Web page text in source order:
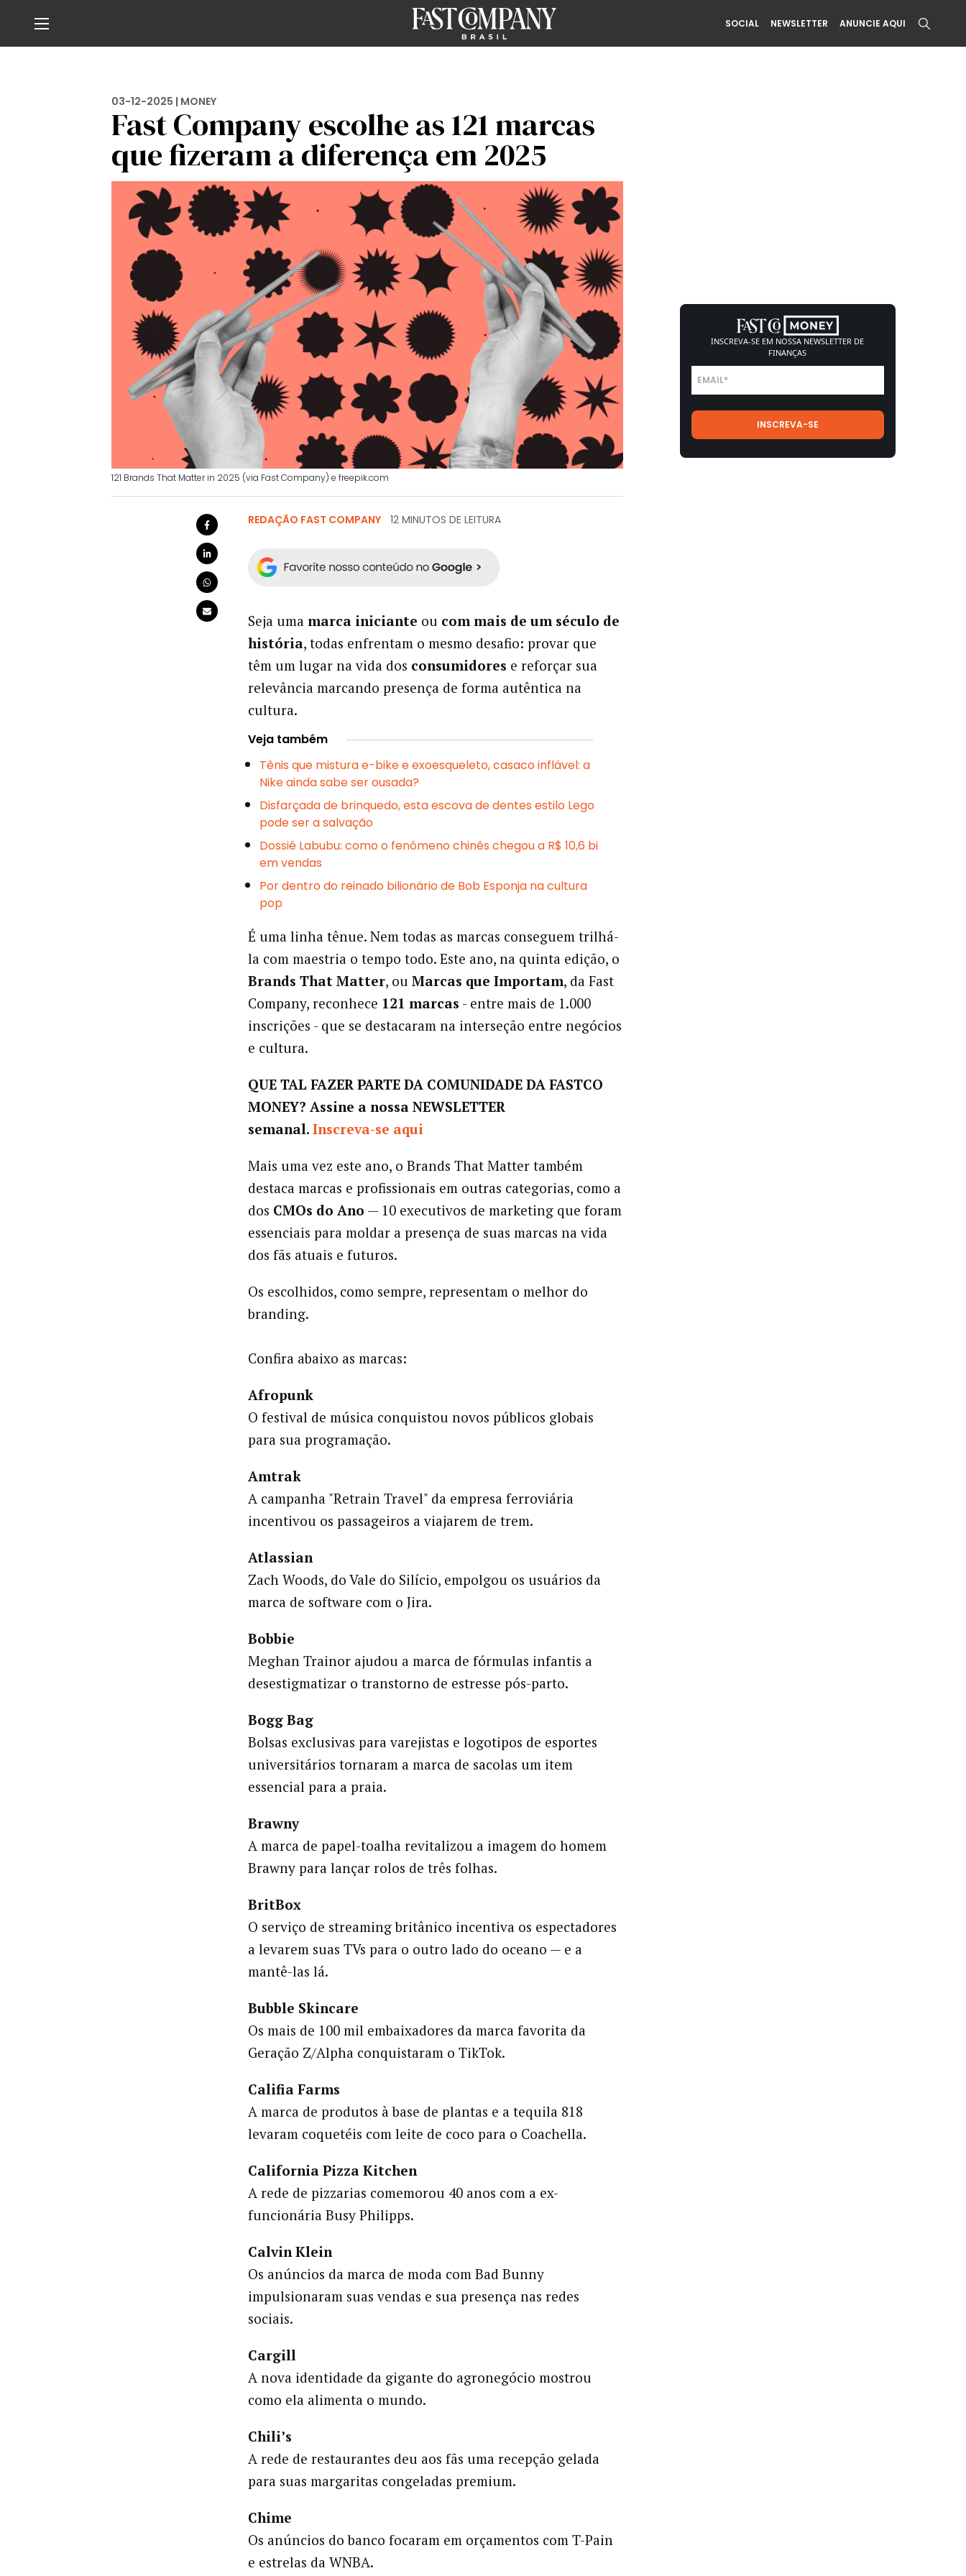
SOCIAL NEWSLETTER ANUNCIE AQUI
03-12-2025 | MONEY
Fast Company escolhe as 121 marcas
que fizeram a diferença em 2025
121 Brands That Matter in 2025 (via Fast Company) e freepik.com
REDAÇÃO FAST COMPANY 12 MINUTOS DE LEITURA
Seja umamarca iniciante ou com mais de um século de
história, todas enfrentam o mesmo desafio: provar que
têm um lugar na vida dos consumidores e reforçar sua
relevância marcando presença de forma autêntica na
cultura.
Veja também
Tênis que mistura e-bike e exoesqueleto, casaco inflável: a
Nike ainda sabe ser ousada?
Disfarçada de brinquedo, esta escova de dentes estilo Lego
pode ser a salvação
Dossiê Labubu: como o fenômeno chinês chegou a R$ 10,6 bi
em vendas
Por dentro do reinado bilionário de Bob Esponja na cultura
pop
É uma linha tênue. Nem todas as marcas conseguem trilhá-
la com maestria o tempo todo. Este ano, na quinta edição, o
Brands That Matter, ou Marcas que Importam, da Fast
Company, reconhece 121 marcas - entre mais de 1.000
inscrições - que se destacaram na interseção entre negócios
e cultura.
QUE TAL FAZER PARTE DA COMUNIDADE DA FASTCO
MONEY? Assine a nossa NEWSLETTER
semanal. Inscreva-se aqui
Mais uma vez este ano, o Brands That Matter também
destaca marcas e profissionais em outras categorias, como a
dos CMOs do Ano — 10 executivos de marketing que foram
essenciais para moldar a presença de suas marcas na vida
dos fãs atuais e futuros.
Os escolhidos, como sempre, representam o melhor do
branding.
Confira abaixo as marcas:
Afropunk
O festival de música conquistou novos públicos globais
para sua programação.
Amtrak
A campanha "Retrain Travel" da empresa ferroviária
incentivou os passageiros a viajarem de trem.
Atlassian
Zach Woods, do Vale do Silício, empolgou os usuários da
marca de software com o Jira.
Bobbie
Meghan Trainor ajudou a marca de fórmulas infantis a
desestigmatizar o transtorno de estresse pós-parto.
Bogg Bag
Bolsas exclusivas para varejistas e logotipos de esportes
universitários tornaram a marca de sacolas um item
essencial para a praia.
Brawny
A marca de papel-toalha revitalizou a imagem do homem
Brawny para lançar rolos de três folhas.
BritBox
O serviço de streaming britânico incentiva os espectadores
a levarem suas TVs para o outro lado do oceano — e a
mantê-las lá.
Bubble Skincare
Os mais de 100 mil embaixadores da marca favorita da
Geração Z/Alpha conquistaram o TikTok.
Califia Farms
A marca de produtos à base de plantas e a tequila 818
levaram coquetéis com leite de coco para o Coachella.
California Pizza Kitchen
A rede de pizzarias comemorou 40 anos com a ex-
funcionária Busy Philipps.
Calvin Klein
Os anúncios da marca de moda com Bad Bunny
impulsionaram suas vendas e sua presença nas redes
sociais.
Cargill
A nova identidade da gigante do agronegócio mostrou
como ela alimenta o mundo.
Chili’s
A rede de restaurantes deu aos fãs uma recepção gelada
para suas margaritas congeladas premium.
Chime
Os anúncios do banco focaram em orçamentos com T-Pain
e estrelas da WNBA.
INSCREVA-SE EM NOSSA NEWSLETTER DE
FINANÇAS